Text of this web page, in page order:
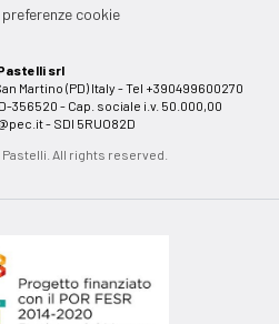
cookie
srl
Martino (PD) Italy - Tel +390499600270
356520 - Cap. sociale i.v. 50.000,00
- SDI 5RUO82D
All rights reserved.